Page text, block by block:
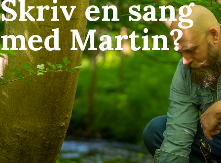
Skriv en sang
med Martin?